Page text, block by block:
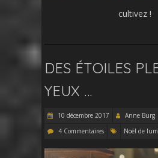
cultivez !
DES ÉTOILES
YEUX …
10 décembre 2017 Anne Burg
4 Commentaires
Noël de